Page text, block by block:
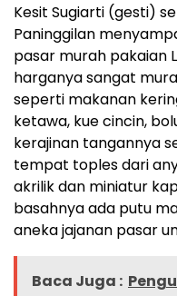
Kesit Sugiarti (gesti)
Paninggilan
pasar murah pakaian
harganya sangat
seperti makanan
ketawa, kue cincin,
kerajinan tangannya
tempat toples dari
akrilik dan miniatur
basahnya ada putu
aneka jajanan pasar
Baca Juga :